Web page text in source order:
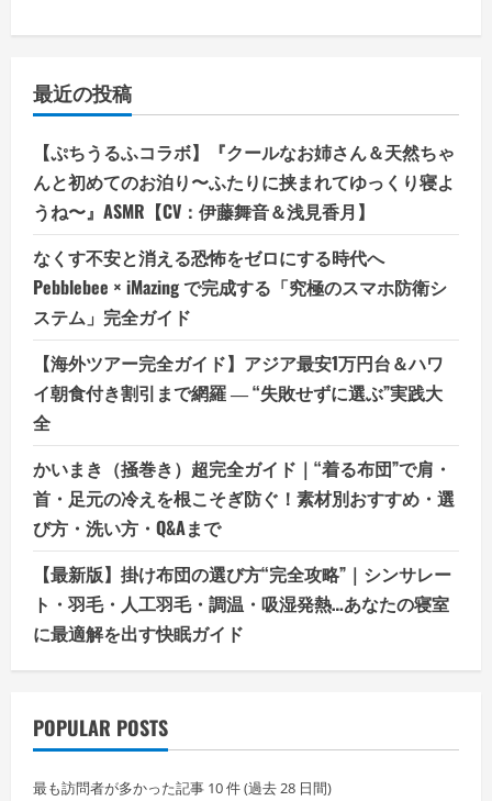
最近の投稿
【ぷちうるふコラボ】『クールなお姉さん＆天然ちゃ
んと初めてのお泊り〜ふたりに挟まれてゆっくり寝よ
うね〜』ASMR【CV：伊藤舞音＆浅見香月】
なくす不安と消える恐怖をゼロにする時代へ
Pebblebee × iMazing で完成する「究極のスマホ防衛シ
ステム」完全ガイド
【海外ツアー完全ガイド】アジア最安1万円台＆ハワ
イ朝食付き割引まで網羅 ― “失敗せずに選ぶ”実践大
全
かいまき（掻巻き）超完全ガイド｜“着る布団”で肩・
首・足元の冷えを根こそぎ防ぐ！素材別おすすめ・選
び方・洗い方・Q&Aまで
【最新版】掛け布団の選び方“完全攻略”｜シンサレー
ト・羽毛・人工羽毛・調温・吸湿発熱…あなたの寝室
に最適解を出す快眠ガイド
POPULAR POSTS
最も訪問者が多かった記事 10 件 (過去 28 日間)